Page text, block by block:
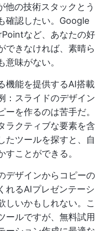
他の技術スタックとう
確認したい。Google
など、あなたの好
できなければ、素晴ら
意味がない。
機能を提供するAI搭載
：スライドのデザイン
を作るのは苦手だ。
ラクティブな要素を含
たツールを探すと、自
ことができる。
デザインからコピーの
れるAIプレゼンテーシ
しいかもしれない。こ
ールですが、無料試用